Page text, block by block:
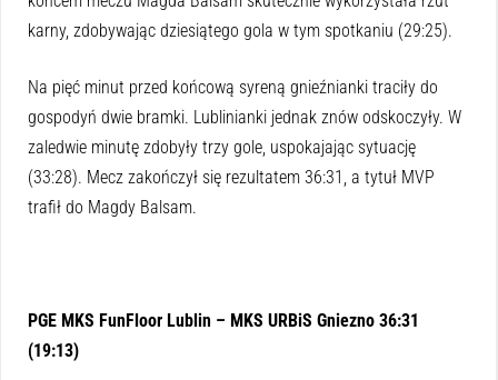
karny, zdobywając dziesiątego gola w tym spotkaniu (29:25).
Na pięć minut przed końcową syreną gnieźnianki traciły do
gospodyń dwie bramki. Lublinianki jednak znów odskoczyły. W
zaledwie minutę zdobyły trzy gole, uspokajając sytuację
(33:28). Mecz zakończył się rezultatem 36:31, a tytuł MVP
trafił do Magdy Balsam.
PGE MKS FunFloor Lublin – MKS URBiS Gniezno 36:31
(19:13)